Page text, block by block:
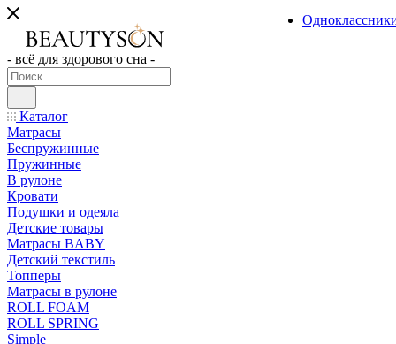
- всё для здорового сна -
Каталог
Матрасы
Беспружинные
Пружинные
В рулоне
Кровати
Подушки и одеяла
Детские товары
Матрасы BABY
Детский текстиль
Топперы
Матрасы в рулоне
ROLL FOAM
ROLL SPRING
Simple